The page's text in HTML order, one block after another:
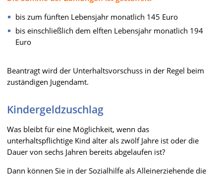
bis zum fünften Lebensjahr monatlich 145 Euro
bis einschließlich dem elften Lebensjahr monatlich 194
Euro
Beantragt wird der Unterhaltsvorschuss in der Regel beim
zuständigen Jugendamt.
Kindergeldzuschlag
Was bleibt für eine Möglichkeit, wenn das
unterhaltspflichtige Kind älter als zwölf Jahre ist oder die
Dauer von sechs Jahren bereits abgelaufen ist?
Dann können Sie in der Sozialhilfe als Alleinerziehende die